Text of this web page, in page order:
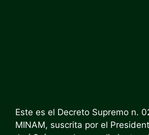
Este es el Decreto Supremo n.
MINAM, suscrita por el